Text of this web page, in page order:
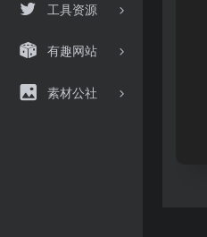
工具资源
有趣网站
素材公社